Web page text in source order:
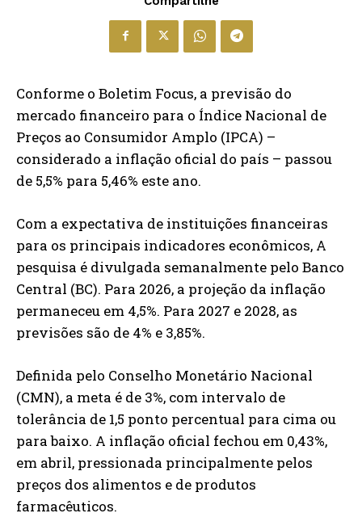
Conforme o Boletim Focus, a previsão do
mercado financeiro para o Índice Nacional de
Preços ao Consumidor Amplo (IPCA) –
considerado a inflação oficial do país – passou
de 5,5% para 5,46% este ano.
Com a expectativa de instituições financeiras
para os principais indicadores econômicos, A
pesquisa é divulgada semanalmente pelo Banco
Central (BC). Para 2026, a projeção da inflação
permaneceu em 4,5%. Para 2027 e 2028, as
previsões são de 4% e 3,85%.
Definida pelo Conselho Monetário Nacional
(CMN), a meta é de 3%, com intervalo de
tolerância de 1,5 ponto percentual para cima ou
para baixo. A inflação oficial fechou em 0,43%,
em abril, pressionada principalmente pelos
preços dos alimentos e de produtos
farmacêuticos.